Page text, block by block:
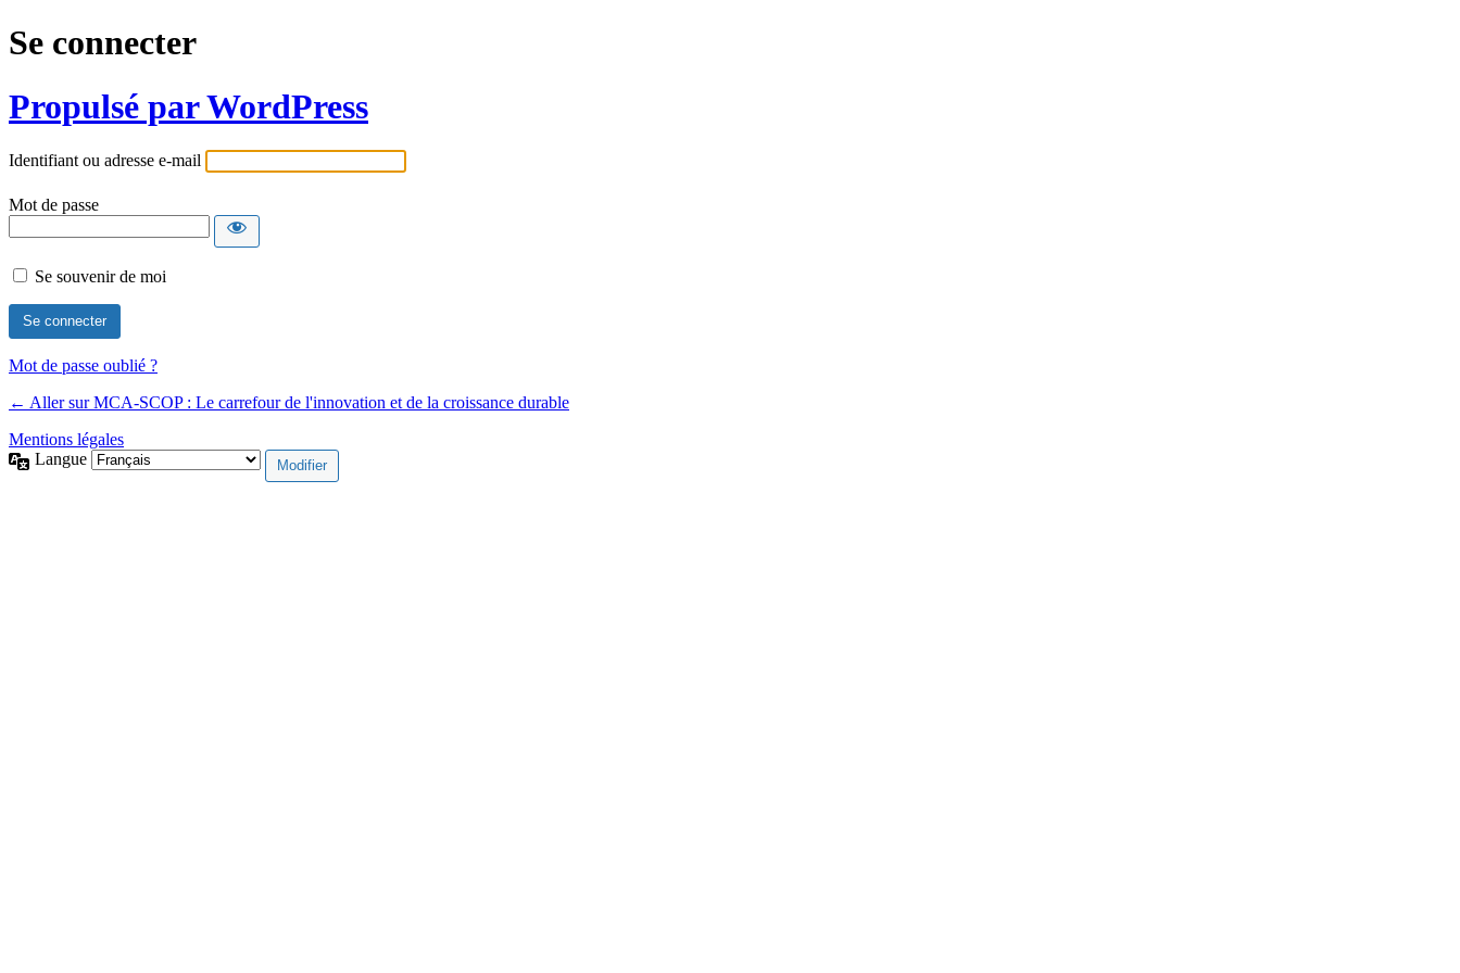
Se connecter
Propulsé par WordPress
Identifiant ou adresse e-mail
Mot de passe
Se souvenir de moi
Mot de passe oublié ?
← Aller sur MCA-SCOP : Le carrefour de l'innovation et de la croissance durable
Mentions légales
Langue